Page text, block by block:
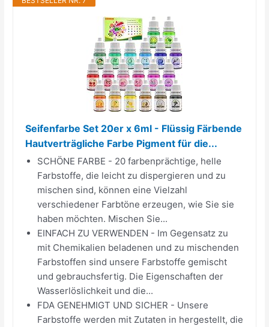
Seifenfarbe Set 20er x 6ml - Flüssig Färbende
Hautverträgliche Farbe Pigment für die...
SCHÖNE FARBE - 20 farbenprächtige, helle
Farbstoffe, die leicht zu dispergieren und zu
mischen sind, können eine Vielzahl
verschiedener Farbtöne erzeugen, wie Sie sie
haben möchten. Mischen Sie...
EINFACH ZU VERWENDEN - Im Gegensatz zu
mit Chemikalien beladenen und zu mischenden
Farbstoffen sind unsere Farbstoffe gemischt
und gebrauchsfertig. Die Eigenschaften der
Wasserlöslichkeit und die...
FDA GENEHMIGT UND SICHER - Unsere
Farbstoffe werden mit Zutaten in hergestellt, die